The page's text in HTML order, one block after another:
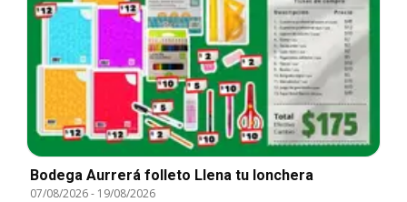
Bodega Aurrerá folleto Llena tu lonchera
07/08/2026- 19/08/2026